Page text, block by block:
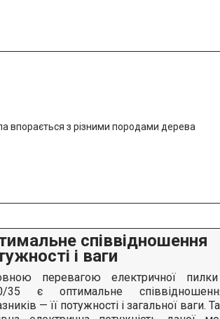
співвідношення
і ваги
перевагою електричної
35 є оптимальне
— її потужності і загальної ваги.